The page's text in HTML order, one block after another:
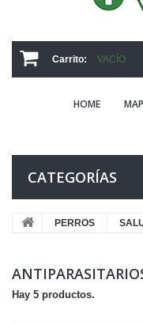
Carrito: VACÍO
HOME
CATEGORÍAS
PERROS
Hay 5 productos.